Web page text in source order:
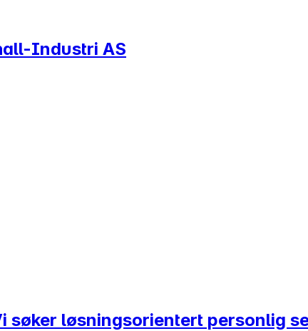
Industri AS
søker løsningsorientert personlig